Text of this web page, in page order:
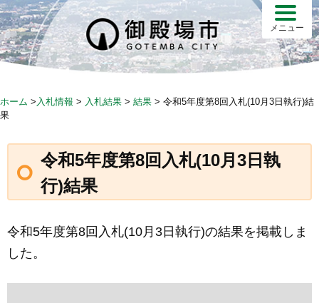
Skip
to
content
メニュー
ホーム > 入札情報 > 入札結果 > 結果 > 令和5年度第8回入札(10月3日執行)結
果
令和5年度第8回入札(10月3日執
行)結果
令和5年度第8回入札(10月3日執行)の結果を掲載しま
した。